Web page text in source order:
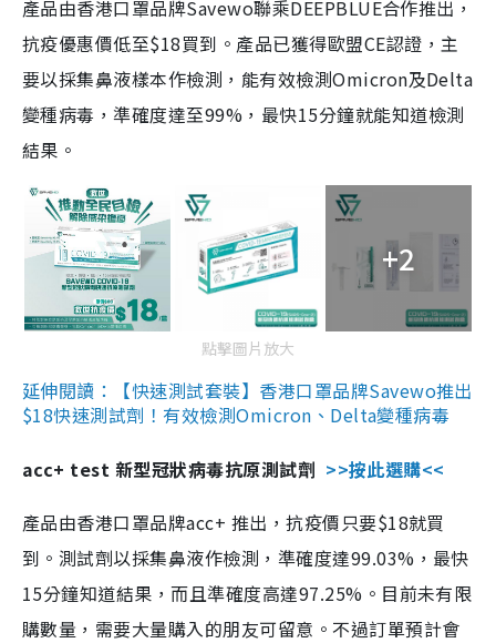
產品由香港口罩品牌Savewo聯乘DEEPBLUE合作推出，
抗疫優惠價低至$18買到。產品已獲得歐盟CE認證，主
要以採集鼻液樣本作檢測，能有效檢測Omicron及Delta
變種病毒，準確度達至99%，最快15分鐘就能知道檢測
結果。
+2
點擊圖片放大
延伸閱讀：【快速測試套裝】香港口罩品牌Savewo推出
$18快速測試劑！有效檢測Omicron、Delta變種病毒
acc+ test 新型冠狀病毒抗原測試劑 >>按此選購<<
產品由香港口罩品牌acc+ 推出，抗疫價只要$18就買
到。測試劑以採集鼻液作檢測，準確度達99.03%，最快
15分鐘知道結果，而且準確度高達97.25%。目前未有限
購數量，需要大量購入的朋友可留意。不過訂單預計會